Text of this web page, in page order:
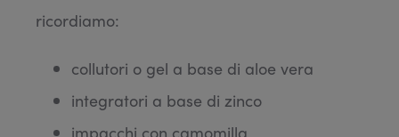
ricordiamo:
collutori o gel a base di aloe vera
integratori a base di zinco
impacchi con camomilla